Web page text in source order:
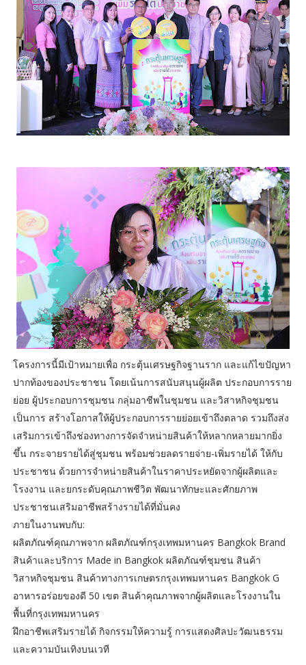
โครงการนี้มีเป้าหมายเพื่อ กระตุ้นเศรษฐกิจฐานราก และแก้ไขปัญหา
ปากท้องของประชาชน โดยเน้นการสนับสนุนผู้ผลิต ประกอบการราย
ย่อย ผู้ประกอบการชุมชน กลุ่มอาชีพในชุมชน และวิสาหกิจชุมชน
เป็นการ สร้างโอกาสให้ผู้ประกอบการรายย่อยเข้าถึงตลาด รวมถึงส่ง
เสริมการเข้าถึงช่องทางการจัดจำหน่ายสินค้าให้หลากหลายมากยิ่ง
ขึ้น กระจายรายได้สู่ชุมชน พร้อมช่วยลดรายจ่าย-เพิ่มรายได้ ให้กับ
ประชาชน ด้วยการจำหน่ายสินค้าในราคาประหยัดจากผู้ผลิตและ
โรงงาน และยกระดับคุณภาพชีวิต พัฒนาทักษะและศักยภาพ
ประชาชนเสริมอาชีพสร้างรายได้ที่มั่นคง
ภายในงานพบกับ:
ผลิตภัณฑ์คุณภาพจาก ผลิตภัณฑ์กรุงเทพมหานคร Bangkok Brand
สินค้าและบริการ Made in Bangkok ผลิตภัณฑ์ชุมชน สินค้า
วิสาหกิจชุมชน สินค้าทางการเกษตรกรุงเทพมหานคร Bangkok G
อาหารอร่อยของดี 50 เขต สินค้าคุณภาพจากผู้ผลิตและโรงงานใน
พื้นที่กรุงเทพมหานคร
ฝึกอาชีพเสริมรายได้ กิจกรรมให้ความรู้ การแสดงศิลปะวัฒนธรรม
และความบันเทิงบนเวที